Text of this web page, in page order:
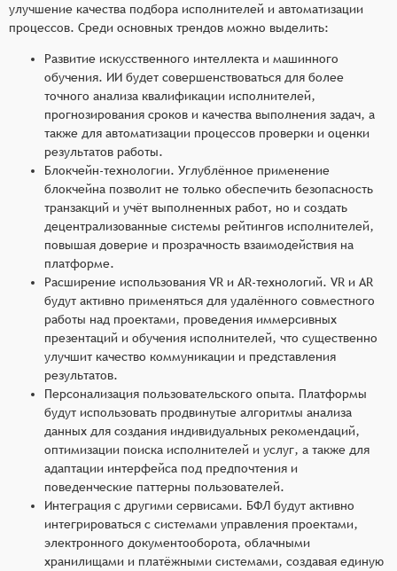
улучшение качества подбора исполнителей и автоматизации
процессов. Среди основных трендов можно выделить:
Развитие искусственного интеллекта и машинного
обучения. ИИ будет совершенствоваться для более
точного анализа квалификации исполнителей,
прогнозирования сроков и качества выполнения задач, а
также для автоматизации процессов проверки и оценки
результатов работы.
Блокчейн-технологии. Углублённое применение
блокчейна позволит не только обеспечить безопасность
транзакций и учёт выполненных работ, но и создать
децентрализованные системы рейтингов исполнителей,
повышая доверие и прозрачность взаимодействия на
платформе.
Расширение использования VR и AR-технологий. VR и AR
будут активно применяться для удалённого совместного
работы над проектами, проведения иммерсивных
презентаций и обучения исполнителей, что существенно
улучшит качество коммуникации и представления
результатов.
Персонализация пользовательского опыта. Платформы
будут использовать продвинутые алгоритмы анализа
данных для создания индивидуальных рекомендаций,
оптимизации поиска исполнителей и услуг, а также для
адаптации интерфейса под предпочтения и
поведенческие паттерны пользователей.
Интеграция с другими сервисами. БФЛ будут активно
интегрироваться с системами управления проектами,
электронного документооборота, облачными
хранилищами и платёжными системами, создавая единую